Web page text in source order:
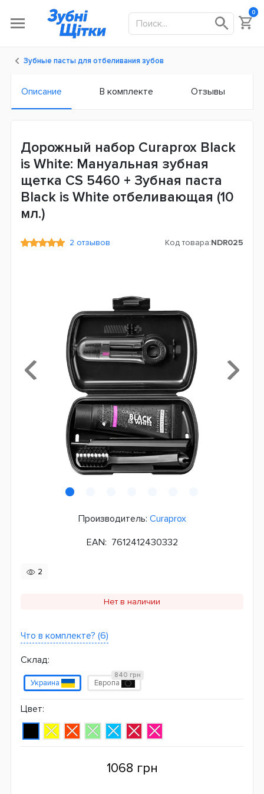
0
Зубные пасты для отбеливания зубов
Описание В комплекте Отзывы
Дорожный набор Curaprox Black
is White: Мануальная зубная
щетка CS 5460 + Зубная паста
Black is White отбеливающая (10
мл.)
2 отзывов Код товара:NDR025
Производитель: Curaprox
EAN: 7612412430332
2
Нет в наличии
Что в комплекте? (6)
Склад:
Украина Европа
840 грн
Цвет:
1068 грн